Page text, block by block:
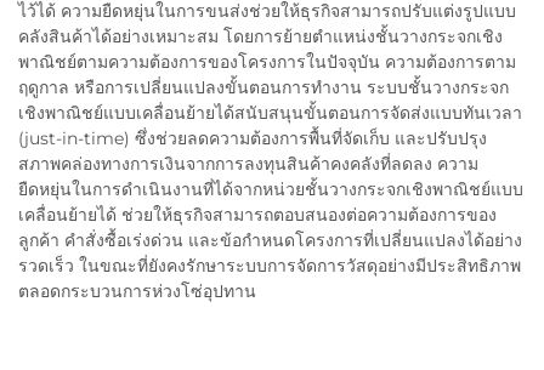
ไว้ได้ ความยืดหยุ่นในการขนส่งช่วยให้ธุรกิจสามารถปรับแต่งรูปแบบ
คลังสินค้าได้อย่างเหมาะสม โดยการย้ายตำแหน่งชั้นวางกระจกเชิง
พาณิชย์ตามความต้องการของโครงการในปัจจุบัน ความต้องการตาม
ฤดูกาล หรือการเปลี่ยนแปลงขั้นตอนการทำงาน ระบบชั้นวางกระจก
เชิงพาณิชย์แบบเคลื่อนย้ายได้สนับสนุนขั้นตอนการจัดส่งแบบทันเวลา
(just-in-time) ซึ่งช่วยลดความต้องการพื้นที่จัดเก็บ และปรับปรุง
สภาพคล่องทางการเงินจากการลงทุนสินค้าคงคลังที่ลดลง ความ
ยืดหยุ่นในการดำเนินงานที่ได้จากหน่วยชั้นวางกระจกเชิงพาณิชย์แบบ
เคลื่อนย้ายได้ ช่วยให้ธุรกิจสามารถตอบสนองต่อความต้องการของ
ลูกค้า คำสั่งซื้อเร่งด่วน และข้อกำหนดโครงการที่เปลี่ยนแปลงได้อย่าง
รวดเร็ว ในขณะที่ยังคงรักษาระบบการจัดการวัสดุอย่างมีประสิทธิภาพ
ตลอดกระบวนการห่วงโซ่อุปทาน